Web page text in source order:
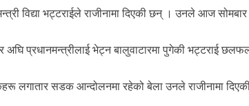
विद्या भट्टराईले राजीनामा दिएकी छन् । उनले आज
अघि प्रधानमन्त्रीलाई भेट्न बालुवाटारमा पुगेकी भट्टराई
लगातार सडक आन्दोलनमा रहेको बेला उनले राजीनामा